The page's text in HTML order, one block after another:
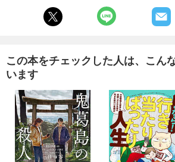
この本をチェックした人は、こん
います